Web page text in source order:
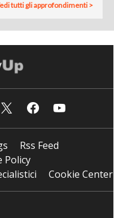
tutti gli approfondimenti >
Rss Feed
Policy
Cookie Center